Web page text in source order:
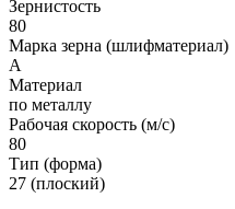
Зернистость
80
Марка зерна (шлифматериал)
A
Материал
по металлу
Рабочая скорость (м/с)
80
Тип (форма)
27 (плоский)